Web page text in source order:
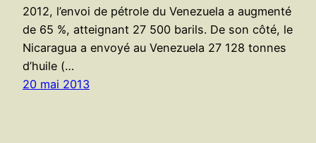
2012, l’envoi de pétrole du Venezuela a augmenté
de 65 %, atteignant 27 500 barils. De son côté, le
Nicaragua a envoyé au Venezuela 27 128 tonnes
d’huile (…
20 mai 2013